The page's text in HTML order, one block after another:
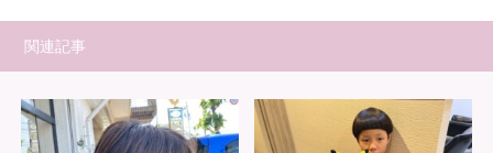
関連記事